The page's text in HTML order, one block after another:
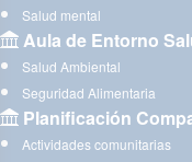
Salud mental
Aula de Entorno
Salud Ambiental
Seguridad Alimentaria
Planificación
Actividades comunitarias